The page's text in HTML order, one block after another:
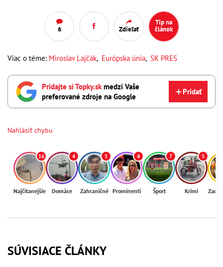
6 Zdieľať
Tip na
článok
Viac o téme: Miroslav Lajčák, Európska únia, SK PRES
Pridajte si Topky.sk medzi Vaše
preferované zdroje na Google
Pridať
Nahlásiť chybu
16
Najčítanejšie
4
Domáce
5
Zahraničné
4
Prominenti
7
Šport
5
Krimi
SÚVISIACE ČLÁNKY